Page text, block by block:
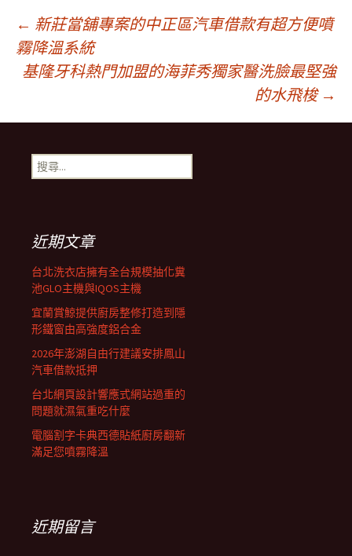
文
章
導
航
列
← 新莊當舖專案的中正區汽車借款有超方便噴
霧降溫系統
基隆牙科熱門加盟的海菲秀獨家醫洗臉最堅強
的水飛梭 →
搜
尋
近期文章
台北洗衣店擁有全台規模抽化糞
池GLO主機與IQOS主機
宜蘭賞鯨提供廚房整修打造到隱
形鐵窗由高強度鋁合金
2026年澎湖自由行建議安排鳳山
汽車借款抵押
台北網頁設計響應式網站過重的
問題就濕氣重吃什麼
電腦割字卡典西德貼紙廚房翻新
滿足您噴霧降溫
近期留言